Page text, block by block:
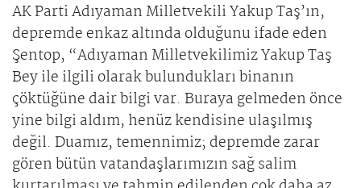
AK Parti Adıyaman Milletvekili Yakup Taş’ın,
depremde enkaz altında olduğunu ifade eden
Şentop, “Adıyaman Milletvekilimiz Yakup Taş
Bey ile ilgili olarak bulundukları binanın
çöktüğüne dair bilgi var. Buraya gelmeden önce
yine bilgi aldım, henüz kendisine ulaşılmış
değil. Duamız, temennimiz; depremde zarar
gören bütün vatandaşlarımızın sağ salim